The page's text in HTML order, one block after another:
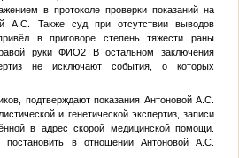
в протоколе проверки показаний на
А.С. Также суд при отсутствии выводов
в приговоре степень тяжести раны
рукиФИО2 В остальном заключения
не исключают события, о которых
подтверждают показания Антоновой А.С.
и генетической экспертиз, записи
в адрес скорой медицинской помощи.
постановить в отношении Антоновой А.С.